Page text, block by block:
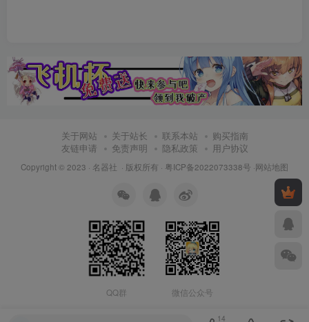
关于网站 关于站长 联系本站
购买指南
友链申请
免责声明 隐私政策 用户协议
Copyright © 2023 · 名器社 · 版权所有 · 粤ICP备2022073338号 ·网站地图
QQ群 微信公众号
14